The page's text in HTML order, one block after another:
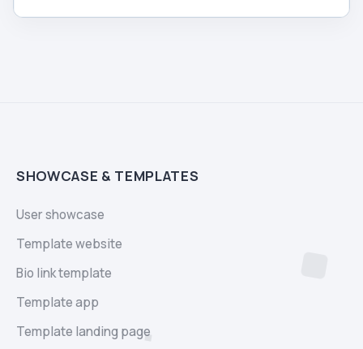
SHOWCASE & TEMPLATES
User showcase
Template website
Bio link template
Template app
Template landing page